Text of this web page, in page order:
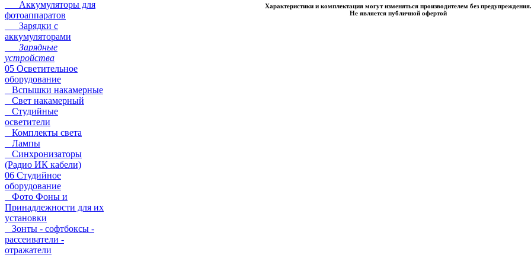
Аккумуляторы для
фотоаппаратов
Зарядки с
аккумуляторами
Зарядные
устройства
05 Осветительное
оборудование
Вспышки накамерные
Свет накамерный
Студийные
осветители
Комплекты света
Лампы
Синхронизаторы
(Радио ИК кабели)
06 Студийное
оборудование
Фото Фоны и
Принадлежности для их
установки
Зонты - софтбоксы -
рассеиватели -
отражатели
Характеристики и комплектация могут изменяться производителем без предупреждения.
Не является публичной офертой